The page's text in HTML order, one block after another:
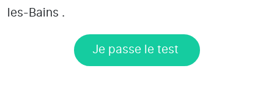
les-Bains .
Je passe le test